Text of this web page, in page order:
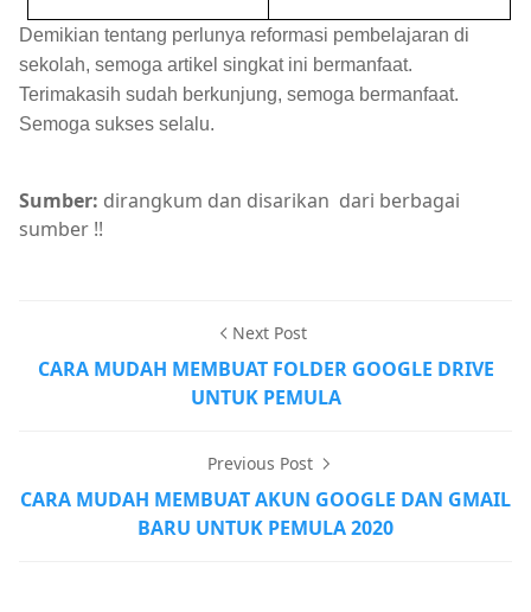
Demikian tentang perlunya reformasi pembelajaran di
sekolah, semoga artikel singkat ini bermanfaat.
Terimakasih sudah berkunjung, semoga bermanfaat.
Semoga sukses selalu.
Sumber: dirangkum dan disarikan dari berbagai
sumber !!
Next Post
CARA MUDAH MEMBUAT FOLDER GOOGLE DRIVE
UNTUK PEMULA
Previous Post
CARA MUDAH MEMBUAT AKUN GOOGLE DAN GMAIL
BARU UNTUK PEMULA 2020